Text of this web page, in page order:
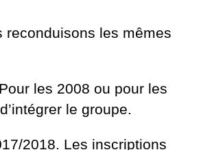
reconduisons les mêmes
les 2008 ou pour les
le groupe.
2018. Les inscriptions